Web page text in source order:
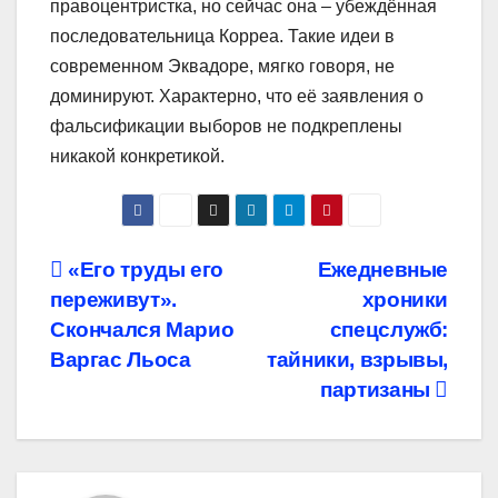
правоцентристка, но сейчас она – убеждённая
последовательница Корреа. Такие идеи в
современном Эквадоре, мягко говоря, не
доминируют. Характерно, что её заявления о
фальсификации выборов не подкреплены
никакой конкретикой.
Навигация
по
записям
Ежедневные
хроники
спецслужб:
тайники, взрывы,
партизаны
«Его труды его
переживут».
Скончался Марио
Варгас Льоса